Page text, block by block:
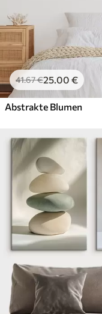
41.67€25.00 €
Abstrakte Blumen